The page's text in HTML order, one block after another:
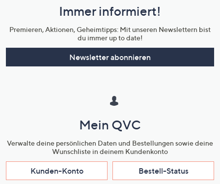
Unternehmensinformationen
Immer informiert!
Premieren, Aktionen, Geheimtipps: Mit unseren Newslettern bist
du immer up to date!
Newsletter abonnieren
Mein QVC
Verwalte deine persönlichen Daten und Bestellungen sowie deine
Wunschliste in deinem Kundenkonto
Kunden-Konto Bestell-Status